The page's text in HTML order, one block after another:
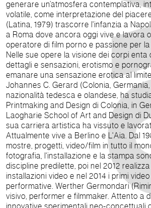
generare un’atmosfera contemplativa,
volatile, come interpretazione del piacere”. Andy
(Latina, 1979) trascorre l'infanzia a
a Roma dove ancora oggi vive e lavora
operatore di film porno e passione per
Nelle sue opere la visione dei corpi enta
dettagli e sensazioni, erotismo e
emanare una sensazione erotica al limite
Johannes C. Gerard (Colonia,
nazionalità tedesca e olandese, ha
Printmaking and Design di Colonia, in
Laogharie School of Art and Design di
sua carriera artistica ha vissuto e
Attualmente vive a Berlino e L'Aia. Dal
mostre, progetti, video/film in tutto il
fotografia, l'installazione e la stampa
discipline predilette, poi nel 2012
installazioni video e nel 2014 i primi
performative. Werther Germondari (Rimini, 1963) Artista
visivo, performer e filmmaker. Attento a